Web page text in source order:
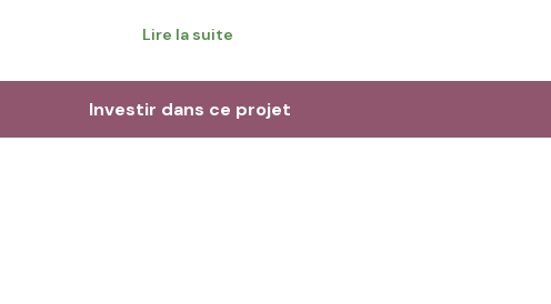
et préparer plus sereinement l’avenir de l’exploitation aux côtés de
:Sécuriser 12,08 hectares de terres déjà exploitées à Trizac, mais
Lire la suite
Investir dans ce projet